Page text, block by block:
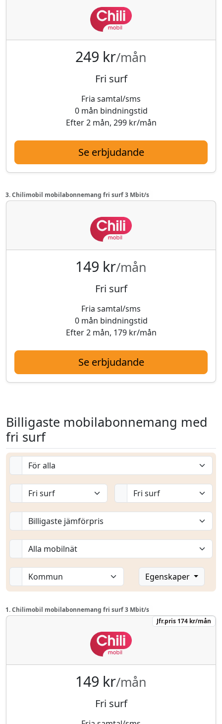
249 kr/mån
Fri surf
Fria samtal/sms
0 mån bindningstid
Efter 2 mån, 299 kr/mån
Se erbjudande
3. Chilimobil mobilabonnemang fri surf 3 Mbit/s
149 kr/mån
Fri surf
Fria samtal/sms
0 mån bindningstid
Efter 2 mån, 179 kr/mån
Se erbjudande
Billigaste mobilabonnemang med
fri surf
Egenskaper
1. Chilimobil mobilabonnemang fri surf 3 Mbit/s
Jfr.pris 174 kr/mån
149 kr/mån
Fri surf